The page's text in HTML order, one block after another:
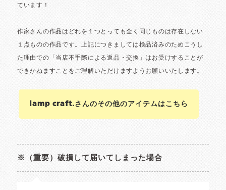
lamp craft.さんのその他のアイテムはこちら
※（重要）破損して届いてしまった場合